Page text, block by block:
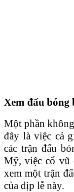
Xem đấu bóng
Một phần
đây là việc cả
các trận đấu
Mỹ, việc cổ vũ
xem một trận
của dịp lễ này.